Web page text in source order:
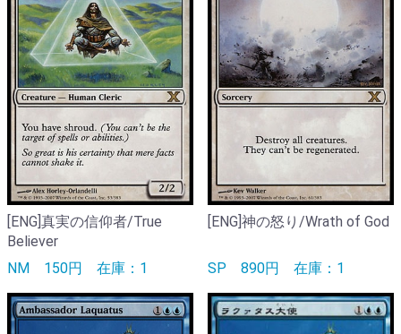
[ENG]真実の信仰者/True
Believer
NM 150円 在庫：1
[ENG]神の怒り/Wrath of God
SP 890円 在庫：1